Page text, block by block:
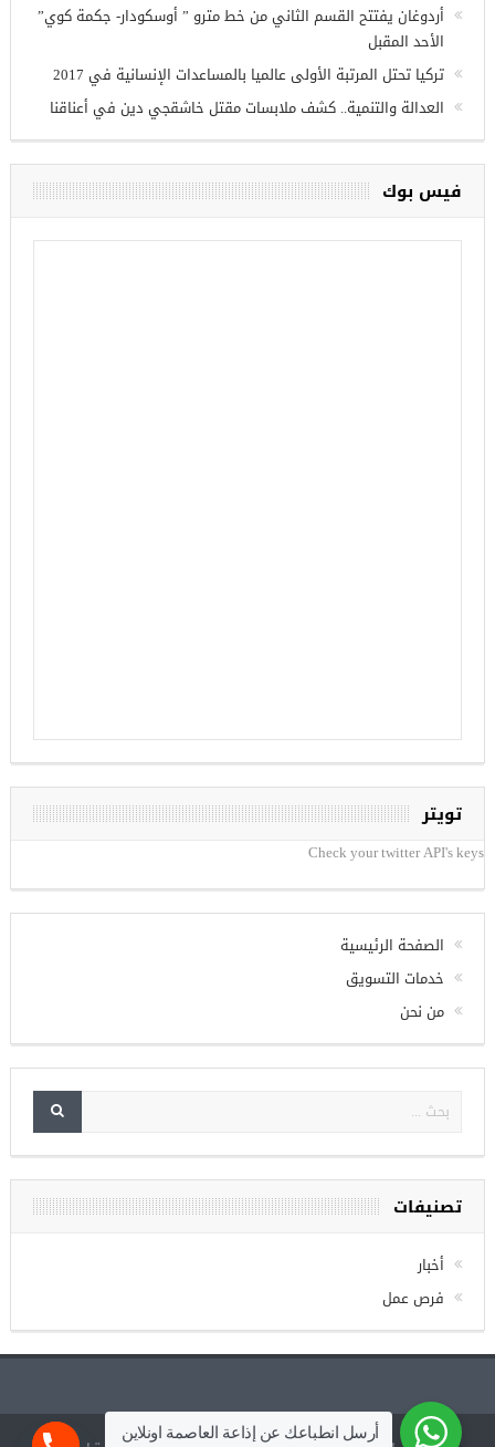
أردوغان يفتتح القسم الثاني من خط مترو ” أوسكودار- جكمة كوي”
الأحد المقبل
تركيا تحتل المرتبة الأولى عالميا بالمساعدات الإنسانية في 2017
العدالة والتنمية.. كشف ملابسات مقتل خاشقجي دين في أعناقنا
فيس بوك
تويتر
Check your twitter API's keys
الصفحة الرئيسية
خدمات التسويق
من نحن
تصنيفات
أخبار
فرص عمل
أرسل انطباعك عن إذاعة العاصمة اونلاين